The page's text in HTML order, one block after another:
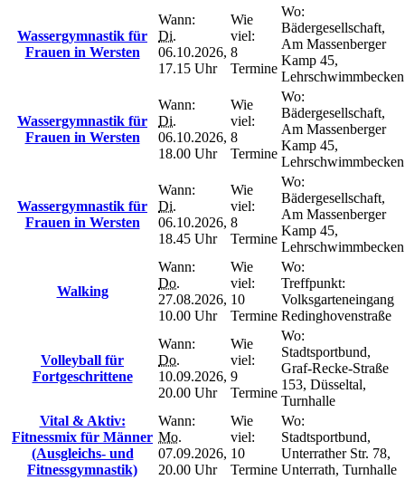
Wassergymnastik für
Frauen in Wersten
Wann:
Di.
06.10.2026,
17.15 Uhr
Wie
viel:
8
Termine
Wo:
Bädergesellschaft,
Am Massenberger
Kamp 45,
Lehrschwimmbecken
Wassergymnastik für
Frauen in Wersten
Wann:
Di.
06.10.2026,
18.00 Uhr
Wie
viel:
8
Termine
Wo:
Bädergesellschaft,
Am Massenberger
Kamp 45,
Lehrschwimmbecken
Wassergymnastik für
Frauen in Wersten
Wann:
Di.
06.10.2026,
18.45 Uhr
Wie
viel:
8
Termine
Wo:
Bädergesellschaft,
Am Massenberger
Kamp 45,
Lehrschwimmbecken
Walking
Wann:
Do.
27.08.2026,
10.00 Uhr
Wie
viel:
10
Termine
Wo:
Treffpunkt:
Volksgarteneingang
Redinghovenstraße
Volleyball für
Fortgeschrittene
Wann:
Do.
10.09.2026,
20.00 Uhr
Wie
viel:
9
Termine
Wo:
Stadtsportbund,
Graf-Recke-Straße
153, Düsseltal,
Turnhalle
Vital & Aktiv:
Fitnessmix für Männer
(Ausgleichs- und
Fitnessgymnastik)
Wann:
Mo.
07.09.2026,
20.00 Uhr
Wie
viel:
10
Termine
Wo:
Stadtsportbund,
Unterrather Str. 78,
Unterrath, Turnhalle